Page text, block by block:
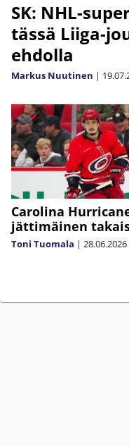
SK: NHL-
tässä Liiga-
ehdolla
Markus Nuutinen |
Carolina
jättimäinen
Toni Tuomala | 28.06.2026